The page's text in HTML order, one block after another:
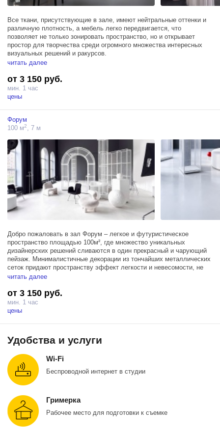
Все ткани, присутствующие в зале, имеют нейтральные оттенки и
различную плотность, а мебель легко передвигается, что
позволяет не только зонировать пространство, но и открывает
простор для творчества среди огромного множества интересных
визуальных решений и ракурсов.
составляет 7,5м, пространство оснащено тремя источниками
Profoto D1 500, гримерным столом и новой изюминкой – высокими
арочными окнами, обеспечивающими не только естественный свет,
дополняющими интерьер зала.
читать далее
от 3 150 руб.
мин. 1 час
цены
Форум
100 м2, 7 м
Добро пожаловать в зал Форум – легкое и футуристическое
пространство площадью 100м², где множество уникальных
дизайнерских решений сливаются в один прекрасный и чарующий
пейзаж. Минималистичные декорации из тончайших металлических
сеток придают пространству эффект легкости и невесомости, не
смотря на внушительные размеры. Усовершенствованная
декоративной арки, поддерживающих друг друга, открывает
множество возможностей для поиска идеального кадра. Кроме
того, обновленные окна, пропускающие больше естественного
уникальный световой рисунок.
Зал Форум оснащен тремя источниками Profoto D1 500, блэкаут
съемочного процесса в функциональных зала от сети студии
Prostranstvo.
читать далее
от 3 150 руб.
мин. 1 час
цены
Удобства и услуги
Wi-Fi
Беспроводной интернет в студии
Гримерка
Рабочее место для подготовки к съемке